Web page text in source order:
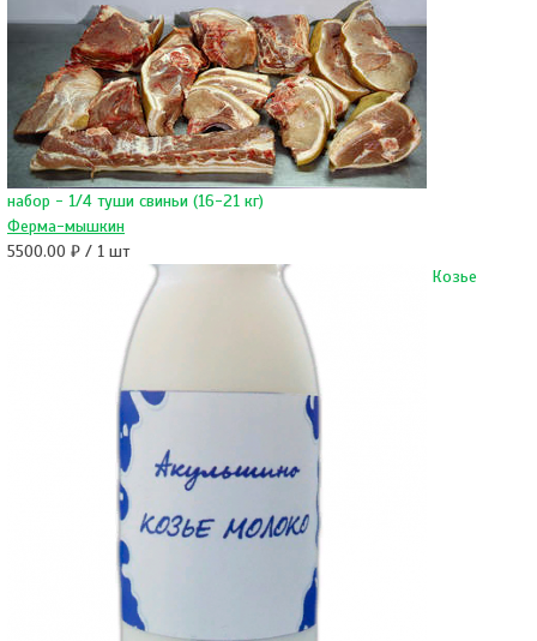
набор - 1/4 туши свиньи (16-21 кг)
Ферма-мышкин
5500.00 ₽ / 1 шт
Козье